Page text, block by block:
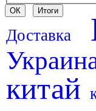
Доставка
китай